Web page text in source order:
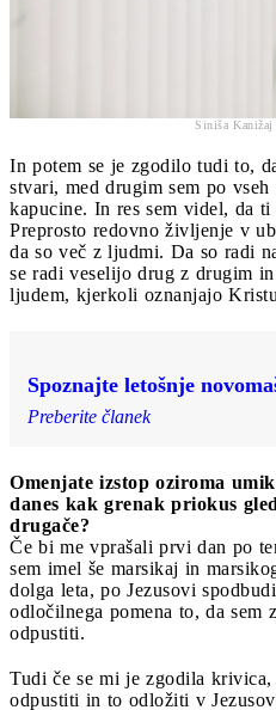
Siniša
In potem se je zgodilo tudi to,
stvari, med drugim sem po
kapucine. In res sem videl, da
Preprosto redovno življenje v
da so več z ljudmi. Da so radi
se radi veselijo drug z drugim
ljudem, kjerkoli oznanjajo
Spoznajte letošnje
Preberite članek
Omenjate izstop oziroma
danes kak grenak priokus
drugače?
Če bi me vprašali prvi dan po
sem imel še marsikaj in
dolga leta, po Jezusovi
odločilnega pomena to, da sem
odpustiti.
Tudi če se mi je zgodila krivica,
odpustiti in to odložiti v